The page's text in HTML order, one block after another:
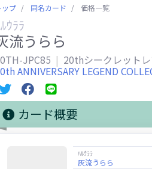
ップ 同名カード 価格一覧
ｳﾗﾗ
流うらら
JPC85 20thシークレット
ANNIVERSARY LEGEND
カード概要
ﾊﾙｳﾗﾗ
灰流うらら